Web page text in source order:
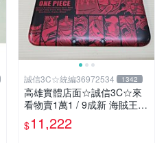
誠信3C☆統編36972534 1342
高雄實體店面☆誠信3C☆來
看物賣1萬1 / 9成新 海賊王
限定版 無改機 任天堂 3DS L
L 日規主機 二手功能正常 也
$11,222